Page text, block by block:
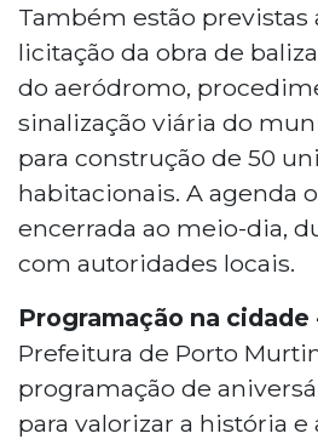
Também estão previstas
licitação da obra de
do aeródromo,
sinalização viária do
para construção de 50
habitacionais. A agenda
encerrada ao meio-dia,
com autoridades locais.
Programação na cidade
Prefeitura de Porto
programação de
para valorizar a história